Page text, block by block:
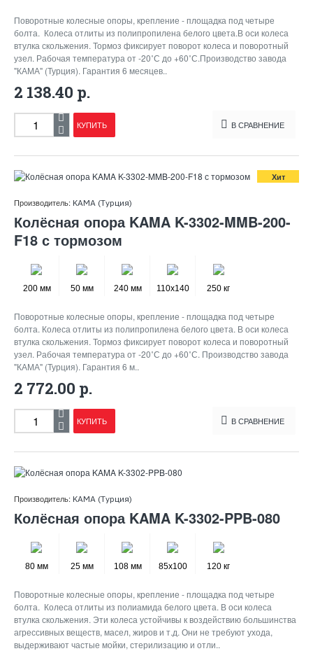
Поворотные колесные опоры, крепление - площадка под четыре
болта. Колеса отлиты из полипропилена белого цвета.В оси колеса
втулка скольжения. Тормоз фиксирует поворот колеса и поворотный
узел. Рабочая температура от -20˚С до +60˚С.Производство завода
"КАМА" (Турция). Гарантия 6 месяцев..
2 138.40 р.
КУПИТЬ В СРАВНЕНИЕ
Хит
Производитель: KAMA (Турция)
Колёсная опора KAMA K-3302-MMB-200-
F18 с тормозом
200 мм 50 мм 240 мм 110x140 250 кг
Поворотные колесные опоры, крепление - площадка под четыре
болта. Колеса отлиты из полипропилена белого цвета. В оси колеса
втулка скольжения. Тормоз фиксирует поворот колеса и поворотный
узел. Рабочая температура от -20˚С до +60˚С. Производство завода
"КАМА" (Турция). Гарантия 6 м..
2 772.00 р.
КУПИТЬ В СРАВНЕНИЕ
Производитель: KAMA (Турция)
Колёсная опора KAMA K-3302-PPB-080
80 мм 25 мм 108 мм 85x100 120 кг
Поворотные колесные опоры, крепление - площадка под четыре
болта. Колеса отлиты из полиамида белого цвета. В оси колеса
втулка скольжения. Эти колеса устойчивы к воздействию большинства
агрессивных веществ, масел, жиров и т.д. Они не требуют ухода,
выдерживают частые мойки, стерилизацию и отли..